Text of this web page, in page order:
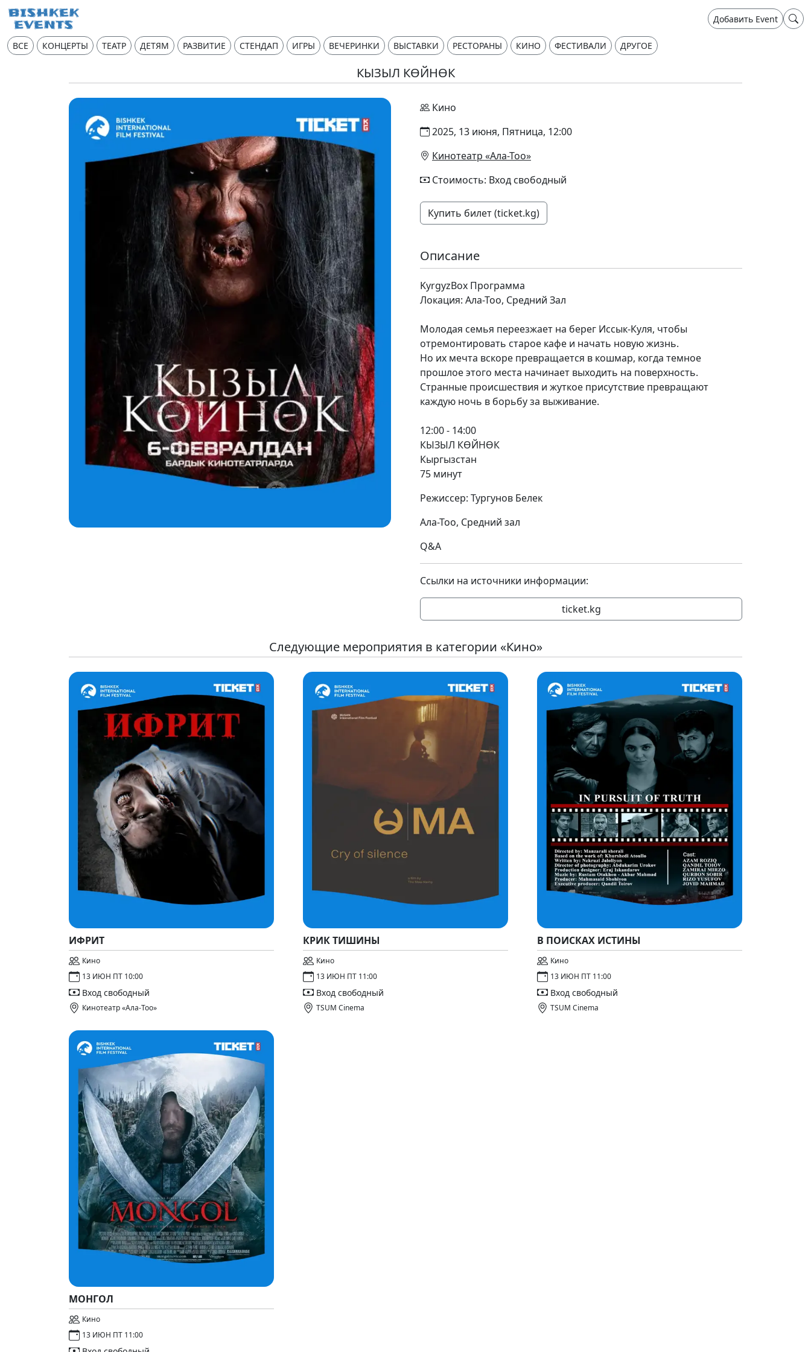
Добавить Event
ВСЕ КОНЦЕРТЫ ТЕАТР ДЕТЯМ РАЗВИТИЕ СТЕНДАП ИГРЫ ВЕЧЕРИНКИ ВЫСТАВКИ РЕСТОРАНЫ КИНО ФЕСТИВАЛИ ДРУГОЕ
КЫЗЫЛ КӨЙНӨК
Кино
2025, 13 июня, Пятница, 12:00
Кинотеатр «Ала-Тоо»
Стоимость: Вход свободный
Купить билет (ticket.kg)
Описание
KyrgyzBox Программа
Локация: Ала-Тоо, Средний Зал
Молодая семья переезжает на берег Иссык-Куля, чтобы
отремонтировать старое кафе и начать новую жизнь.
Но их мечта вскоре превращается в кошмар, когда темное
прошлое этого места начинает выходить на поверхность.
Странные происшествия и жуткое присутствие превращают
каждую ночь в борьбу за выживание.
12:00 - 14:00
КЫЗЫЛ КӨЙНӨК
Кыргызстан
75 минут
Режиссер: Тургунов Белек
Ала-Тоо, Средний зал
Q&A
Ссылки на источники информации:
ticket.kg
Следующие мероприятия в категории «Кино»
ИФРИТ
Кино
13 ИЮН ПТ 10:00
Вход свободный
Кинотеатр «Ала-Тоо»
КРИК ТИШИНЫ
Кино
13 ИЮН ПТ 11:00
Вход свободный
TSUM Cinema
В ПОИСКАХ ИСТИНЫ
Кино
13 ИЮН ПТ 11:00
Вход свободный
TSUM Cinema
МОНГОЛ
Кино
13 ИЮН ПТ 11:00